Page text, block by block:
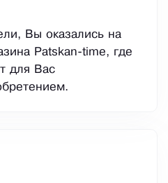
Вы оказались на
Patskan-time, где
для Вас